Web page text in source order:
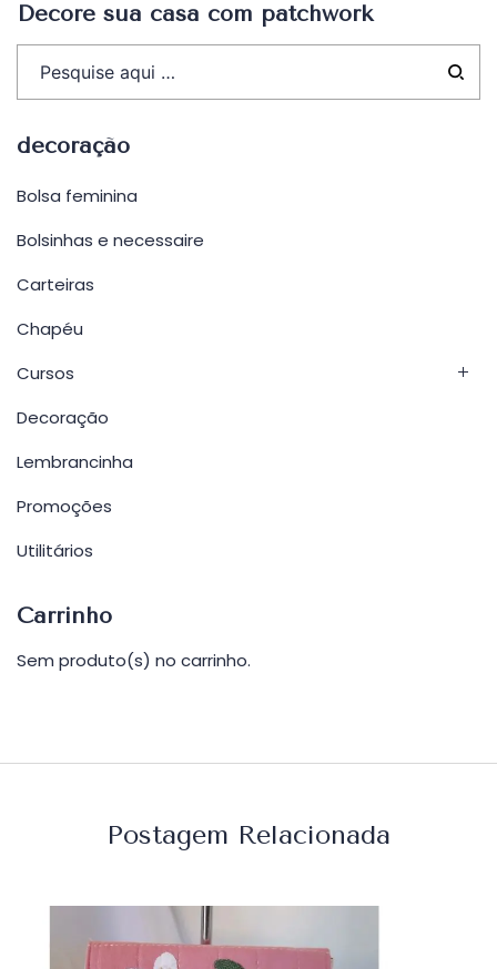
Decore sua casa com patchwork
decoração
Bolsa feminina
Bolsinhas e necessaire
Carteiras
Chapéu
Cursos
Decoração
Lembrancinha
Promoções
Utilitários
Carrinho
Sem produto(s) no carrinho.
Postagem Relacionada